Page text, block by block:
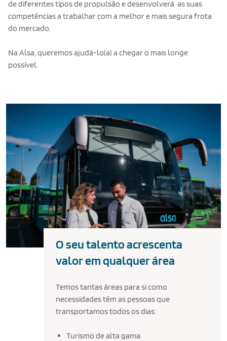
de diferentes tipos de propulsão e desenvolverá as suas
competências a trabalhar com a melhor e mais segura frota
do mercado.
Na Alsa, queremos ajudá-lo(a) a chegar o mais longe
possível.
O seu talento acrescenta
valor em qualquer área
Temos tantas áreas para si como
necessidades têm as pessoas que
transportamos todos os dias:
Turismo de alta gama.